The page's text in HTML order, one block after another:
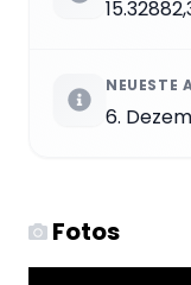
NEUESTE
6.
Fotos